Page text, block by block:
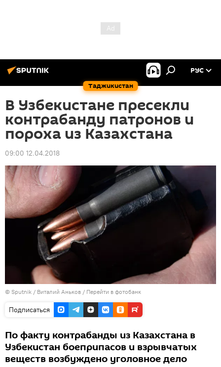
Таджикистан
РУС
В Узбекистане пресекли
контрабанду патронов и
пороха из Казахстана
09:00 12.04.2018
© Sputnik / Виталий Аньков / Перейти в фотобанк
Подписаться
По факту контрабанды из Казахстана в
Узбекистан боеприпасов и взрывчатых
веществ возбуждено уголовное дело